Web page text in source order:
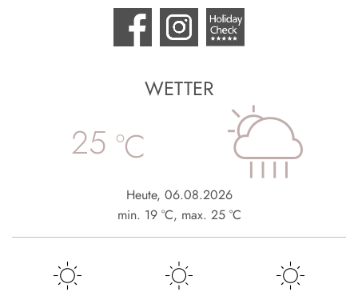
WETTER
25 °C
Heute, 06.08.2026
min. 19 °C, max. 25 °C